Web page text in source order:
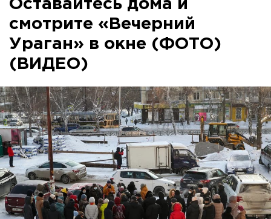
Оставайтесь дома и
смотрите «Вечерний
Ураган» в окне (ФОТО)
(ВИДЕО)